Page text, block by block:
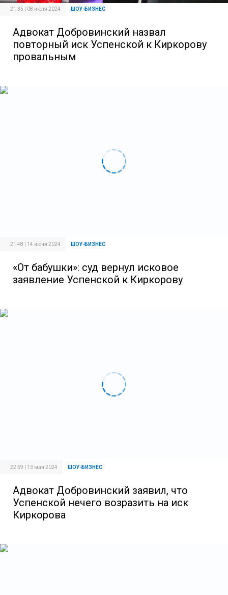
21:35 | 08 июля 2024 ШОУ-БИЗНЕС
Адвокат Добровинский назвал
повторный иск Успенской к Киркорову
провальным
21:48 | 14 июня 2024 ШОУ-БИЗНЕС
«От бабушки»: суд вернул исковое
заявление Успенской к Киркорову
22:59 | 13 мая 2024 ШОУ-БИЗНЕС
Адвокат Добровинский заявил, что
Успенской нечего возразить на иск
Киркорова